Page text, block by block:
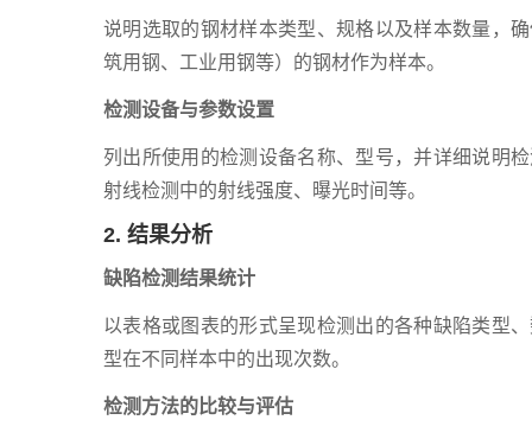
说明选取的钢材样本类型、规格以及样本数量，
筑用钢、工业用钢等）的钢材作为样本。
检测设备与参数设置
列出所使用的检测设备名称、型号，并详细说明
射线检测中的射线强度、曝光时间等。
2. 结果分析
缺陷检测结果统计
以表格或图表的形式呈现检测出的各种缺陷类型
型在不同样本中的出现次数。
检测方法的比较与评估